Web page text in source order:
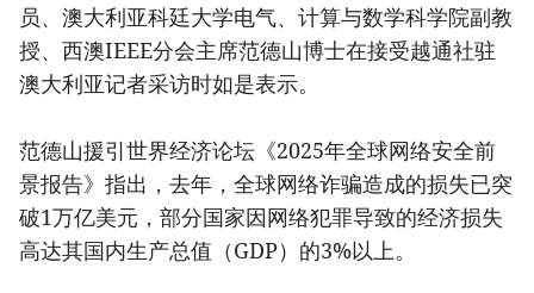
员、澳大利亚科廷大学电气、计算与数学科学院副教
授、西澳IEEE分会主席范德山博士在接受越通社驻
澳大利亚记者采访时如是表示。
范德山援引世界经济论坛《2025年全球网络安全前
景报告》指出，去年，全球网络诈骗造成的损失已突
破1万亿美元，部分国家因网络犯罪导致的经济损失
高达其国内生产总值（GDP）的3%以上。